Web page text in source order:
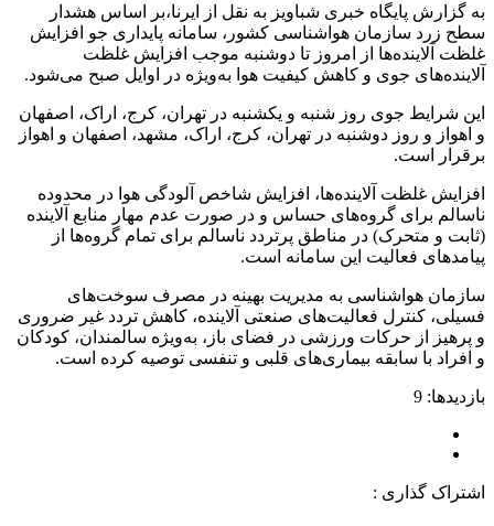
به گزارش پایگاه خبری شباویز به نقل از ایرنا،بر اساس هشدار
سطح زرد سازمان هواشناسی کشور، سامانه پایداری جو افزایش
غلظت آلاینده‌ها از امروز تا دوشنبه موجب افزایش غلظت
آلاینده‌های جوی و کاهش کیفیت هوا به‌ویژه در اوایل صبح می‌شود.
این شرایط جوی روز شنبه و یکشنبه در تهران، کرج، اراک، اصفهان
و اهواز و روز دوشنبه در تهران، کرج، اراک، مشهد، اصفهان و اهواز
برقرار است.
افزایش غلظت آلاینده‌ها، افزایش شاخص آلودگی هوا در محدوده
ناسالم برای گروه‌های حساس و در صورت عدم مهار منابع آلاینده
(ثابت و متحرک) در مناطق پرتردد ناسالم برای تمام گروه‌ها از
پیامدهای فعالیت این سامانه است.
سازمان هواشناسی به مدیریت بهینه در مصرف سوخت‌های
فسیلی، کنترل فعالیت‌های صنعتی آلاینده، کاهش تردد غیر ضروری
و پرهیز از حرکات ورزشی در فضای باز، به‌ویژه سالمندان، کودکان
و افراد با سابقه بیماری‌های قلبی و تنفسی توصیه کرده است.
بازدیدها: 9
اشتراک گذاری :